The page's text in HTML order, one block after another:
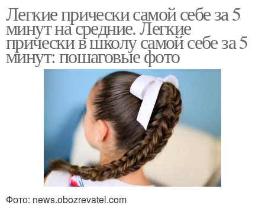
Легкие прически самой себе за 5
минут на средние. Легкие
прически в школу самой себе за 5
минут: пошаговые фото
Фото: news.obozrevatel.com